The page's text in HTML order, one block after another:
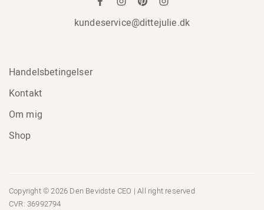
kundeservice@dittejulie.dk
Handelsbetingelser
Kontakt
Om mig
Shop
Copyright © 2026 Den Bevidste CEO | All right reserved
CVR: 36992794